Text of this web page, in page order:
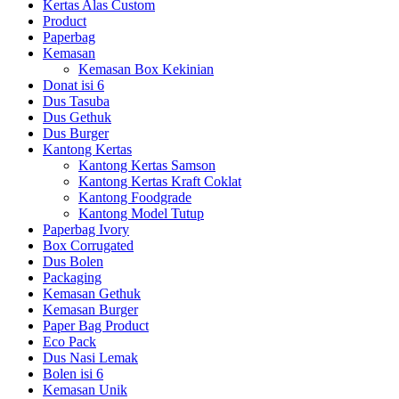
Kertas Alas Custom
Product
Paperbag
Kemasan
Kemasan Box Kekinian
Donat isi 6
Dus Tasuba
Dus Gethuk
Dus Burger
Kantong Kertas
Kantong Kertas Samson
Kantong Kertas Kraft Coklat
Kantong Foodgrade
Kantong Model Tutup
Paperbag Ivory
Box Corrugated
Dus Bolen
Packaging
Kemasan Gethuk
Kemasan Burger
Paper Bag Product
Eco Pack
Dus Nasi Lemak
Bolen isi 6
Kemasan Unik